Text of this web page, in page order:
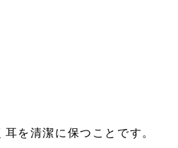
を清潔に保つことです。